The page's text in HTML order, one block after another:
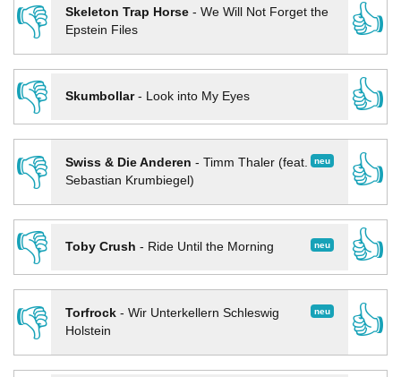
👎
Skeleton Trap Horse- We Will Not Forget the
Epstein Files
👍
👎
Skumbollar- Look into My Eyes
👍
👎
neu
Swiss & Die Anderen - Timm Thaler (feat.
Sebastian Krumbiegel)
👍
👎
neu
Toby Crush - Ride Until the Morning
👍
👎
neu
Torfrock- Wir Unterkellern Schleswig
Holstein
👍